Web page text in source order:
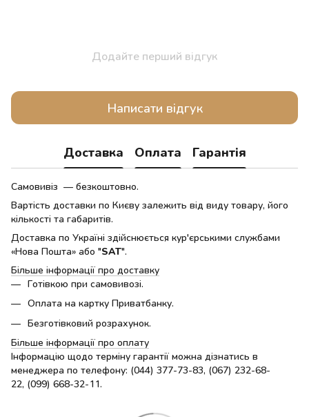
Додайте перший відгук
Написати відгук
Доставка Оплата Гарантія
Самовивіз — безкоштовно.
Вартість доставки по Києву залежить від виду товару, його
кількості та габаритів.
Доставка по Україні здійснюється кур'єрськими службами
«Нова Пошта» або "SAT".
Більше інформації про доставку
Готівкою при самовивозі.
Оплата на картку Приватбанку.
Безготівковий розрахунок.
Більше інформації про оплату
Інформацію щодо терміну гарантії можна дізнатись в
менеджера по телефону: (044) 377-73-83, (067) 232-68-
22, (099) 668-32-11.